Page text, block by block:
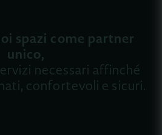
spazi come partner
unico,
necessari affinché
confortevoli e sicuri.